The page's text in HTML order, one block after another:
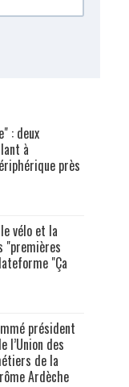
: deux
à
près
vélo et la
"premières
"Ça
président
l’Union des
de la
Ardèche